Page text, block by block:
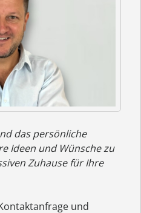
das persönliche
Ideen und Wünsche zu
Zuhause für Ihre
und